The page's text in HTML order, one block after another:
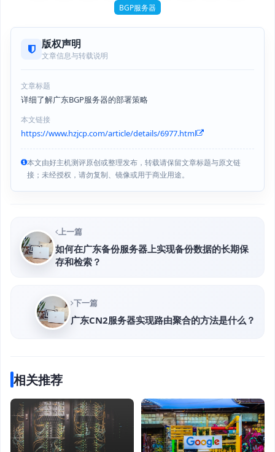
BGP服务器
版权声明
文章信息与转载说明
文章标题
详细了解广东BGP服务器的部署策略
本文链接
https://www.hzjcp.com/article/details/6977.html
本文由好主机测评原创或整理发布，转载请保留文章标题与原文链
接；未经授权，请勿复制、镜像或用于商业用途。
上一篇
如何在广东备份服务器上实现备份数据的长期保
存和检索？
下一篇
广东CN2服务器实现路由聚合的方法是什么？
相关推荐